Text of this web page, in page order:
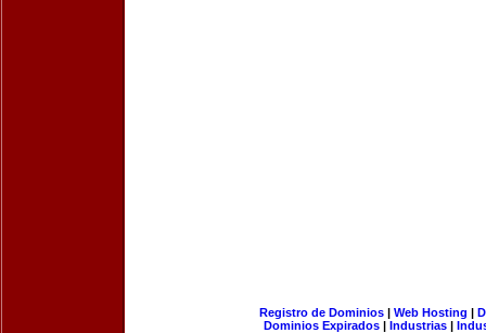
Registro de Dominios| Web Hosting |
Dominios Expirados | Industrias |